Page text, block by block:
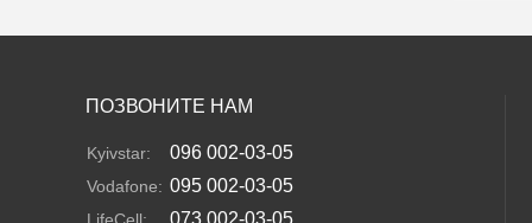
ПОЗВОНИТЕ НАМ
Kyivstar: 096 002-03-05
Vodafone: 095 002-03-05
073 002-03-05